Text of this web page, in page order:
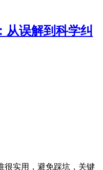
从误解到科学纠
很实用，避免踩坑，关键